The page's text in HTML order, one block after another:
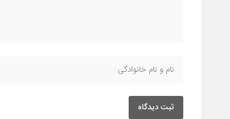
ثبت دیدگاه